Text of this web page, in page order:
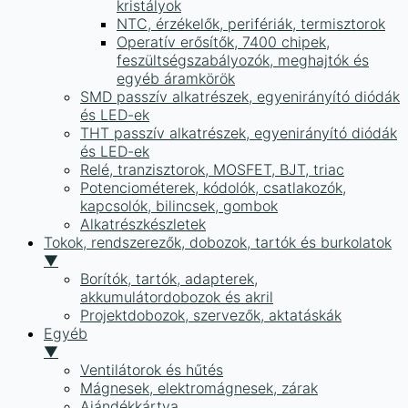
kristályok
NTC, érzékelők, perifériák, termisztorok
Operatív erősítők, 7400 chipek,
feszültségszabályozók, meghajtók és
egyéb áramkörök
SMD passzív alkatrészek, egyenirányító diódák
és LED-ek
THT passzív alkatrészek, egyenirányító diódák
és LED-ek
Relé, tranzisztorok, MOSFET, BJT, triac
Potenciométerek, kódolók, csatlakozók,
kapcsolók, bilincsek, gombok
Alkatrészkészletek
Tokok, rendszerezők, dobozok, tartók és burkolatok
▼
Borítók, tartók, adapterek,
akkumulátordobozok és akril
Projektdobozok, szervezők, aktatáskák
Egyéb
▼
Ventilátorok és hűtés
Mágnesek, elektromágnesek, zárak